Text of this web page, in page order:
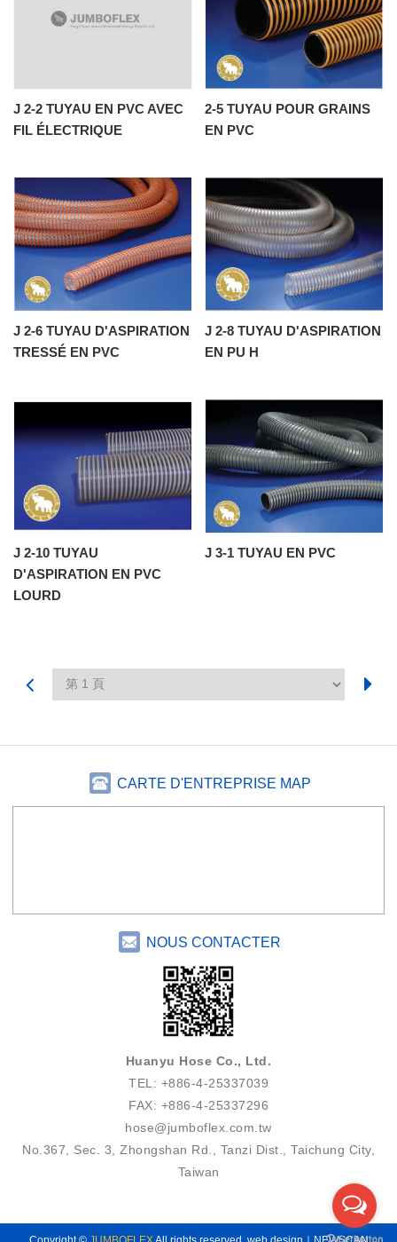
J 2-2 TUYAU EN PVC AVEC
FIL ÉLECTRIQUE
2-5 TUYAU POUR GRAINS
EN PVC
J 2-6 TUYAU D'ASPIRATION
TRESSÉ EN PVC
J 2-8 TUYAU D'ASPIRATION
EN PU H
J 2-10 TUYAU
D'ASPIRATION EN PVC
LOURD
J 3-1 TUYAU EN PVC
CARTE D'ENTREPRISE MAP
NOUS CONTACTER
Huanyu Hose Co., Ltd.
TEL: +886-4-25337039
FAX: +886-4-25337296
hose@jumboflex.com.tw
No.367, Sec. 3, Zhongshan Rd., Tanzi Dist., Taichung City,
Taiwan